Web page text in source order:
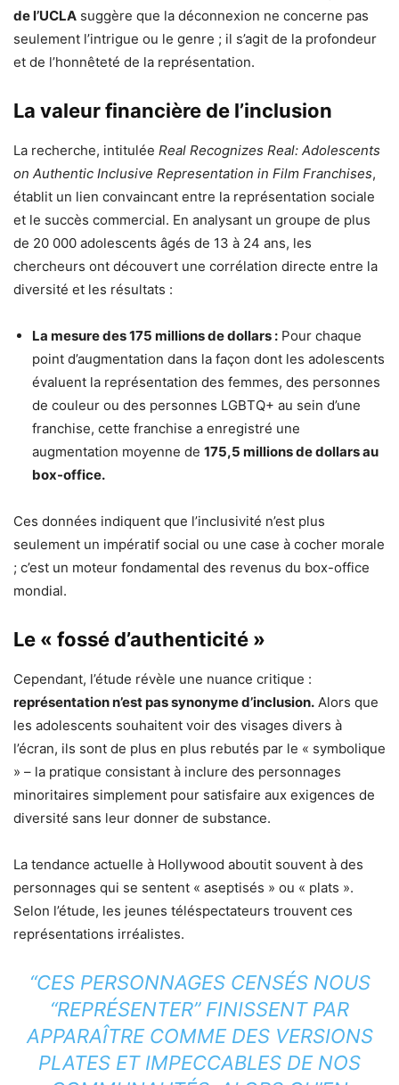
de l’UCLA suggère que la déconnexion ne concerne pas
seulement l’intrigue ou le genre ; il s’agit de la profondeur
et de l’honnêteté de la représentation.
La valeur financière de l’inclusion
La recherche, intitulée Real Recognizes Real: Adolescents
on Authentic Inclusive Representation in Film Franchises,
établit un lien convaincant entre la représentation sociale
et le succès commercial. En analysant un groupe de plus
de 20 000 adolescents âgés de 13 à 24 ans, les
chercheurs ont découvert une corrélation directe entre la
diversité et les résultats :
La mesure des 175 millions de dollars : Pour chaque
point d’augmentation dans la façon dont les adolescents
évaluent la représentation des femmes, des personnes
de couleur ou des personnes LGBTQ+ au sein d’une
franchise, cette franchise a enregistré une
augmentation moyenne de 175,5 millions de dollars au
box-office.
Ces données indiquent que l’inclusivité n’est plus
seulement un impératif social ou une case à cocher morale
; c’est un moteur fondamental des revenus du box-office
mondial.
Le « fossé d’authenticité »
Cependant, l’étude révèle une nuance critique :
représentation n’est pas synonyme d’inclusion. Alors que
les adolescents souhaitent voir des visages divers à
l’écran, ils sont de plus en plus rebutés par le « symbolique
» – la pratique consistant à inclure des personnages
minoritaires simplement pour satisfaire aux exigences de
diversité sans leur donner de substance.
La tendance actuelle à Hollywood aboutit souvent à des
personnages qui se sentent « aseptisés » ou « plats ».
Selon l’étude, les jeunes téléspectateurs trouvent ces
représentations irréalistes.
“CES PERSONNAGES CENSÉS NOUS
“REPRÉSENTER” FINISSENT PAR
APPARAÎTRE COMME DES VERSIONS
PLATES ET IMPECCABLES DE NOS